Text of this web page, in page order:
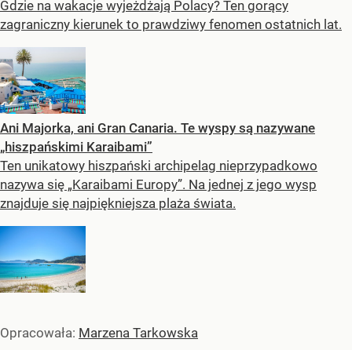
Gdzie na wakacje wyjeżdżają Polacy? Ten gorący
zagraniczny kierunek to prawdziwy fenomen ostatnich lat.
Ani Majorka, ani Gran Canaria. Te wyspy są nazywane
„hiszpańskimi Karaibami”
Ten unikatowy hiszpański archipelag nieprzypadkowo
nazywa się „Karaibami Europy”. Na jednej z jego wysp
znajduje się najpiękniejsza plaża świata.
Opracowała: Marzena Tarkowska